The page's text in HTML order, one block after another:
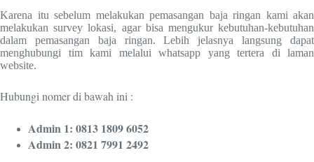
Karena itu sebelum melakukan pemasangan baja ringan kami akan
melakukan survey lokasi, agar bisa mengukur kebutuhan-kebutuhan
dalam pemasangan baja ringan. Lebih jelasnya langsung dapat
menghubungi tim kami melalui whatsapp yang tertera di laman
website.
Hubungi nomer di bawah ini :
Admin 1: 0813 1809 6052
Admin 2: 0821 7991 2492